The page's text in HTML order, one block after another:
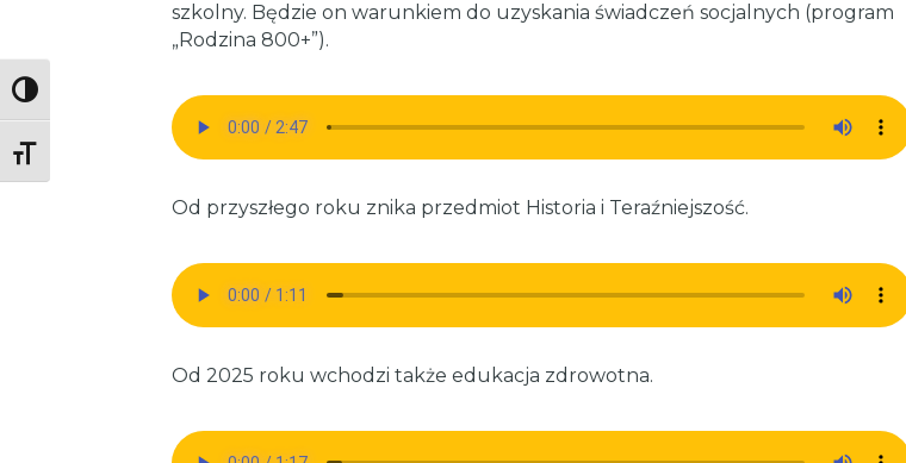
Toggle High Contrast
Toggle Font size
szkolny. Będzie on warunkiem do uzyskania świadczeń socjalnych (program
„Rodzina 800+”).
Od przyszłego roku znika przedmiot Historia i Teraźniejszość.
Od 2025 roku wchodzi także edukacja zdrowotna.